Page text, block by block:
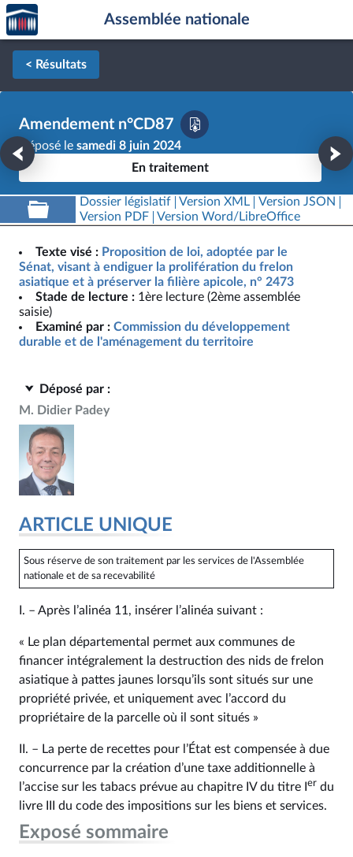
Aller au contenu
Aller en bas de la page
Accèder
à la
page
d'accueil
Assemblée nationale
< Résultats
Amendement n°CD87
Déposé le samedi 8 juin 2024
En traitement
Dossier législatif Version XML
Version JSON
Version PDF
Version Word/LibreOffice
Texte visé : Proposition de loi, adoptée par le
Sénat, visant à endiguer la prolifération du frelon
asiatique et à préserver la filière apicole, n° 2473
Stade de lecture : 1ère lecture (2ème assemblée
saisie)
Examiné par : Commission du développement
durable et de l'aménagement du territoire
Déposé par :
M. Didier Padey
ARTICLE UNIQUE
Sous réserve de son traitement par les services de l'Assemblée
nationale et de sa recevabilité
I. – Après l’alinéa 11, insérer l’alinéa suivant :
« Le plan départemental permet aux communes de
financer intégralement la destruction des nids de frelon
asiatique à pattes jaunes lorsqu’ils sont situés sur une
propriété privée, et uniquement avec l’accord du
propriétaire de la parcelle où il sont situés »
II. – La perte de recettes pour l’État est compensée à due
concurrence par la création d’une taxe additionnelle à
l’accise sur les tabacs prévue au chapitre IV du titre Ier du
livre III du code des impositions sur les biens et services.
Exposé sommaire